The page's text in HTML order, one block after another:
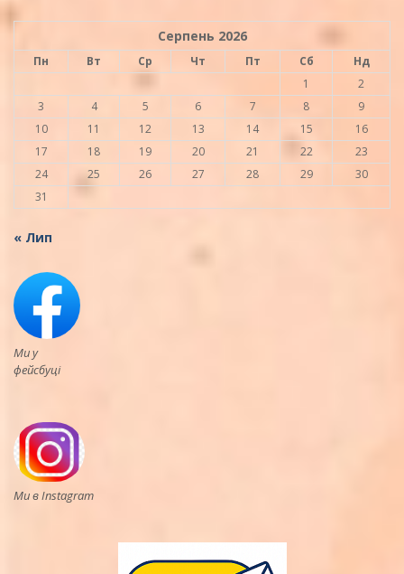
Серпень 2026
Пн Вт Ср Чт Пт Сб
Нд
1
2
3
4 5 6 7 8
9
10
11 12 13 14 15
16
17
18 19 20 21 22
23
24
25 26 27 28 29
30
31
« Лип
Ми у
фейсбуці
Ми в Instagram